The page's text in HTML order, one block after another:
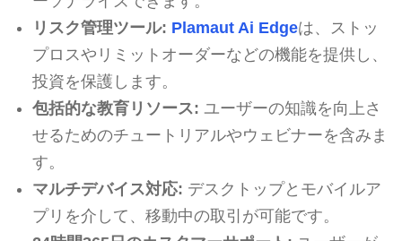
リスク管理ツール: Plamaut Ai Edgeは、ストッ
プロスやリミットオーダーなどの機能を提供し、
投資を保護します。
包括的な教育リソース: ユーザーの知識を向上さ
せるためのチュートリアルやウェビナーを含みま
す。
マルチデバイス対応: デスクトップとモバイルア
プリを介して、移動中の取引が可能です。